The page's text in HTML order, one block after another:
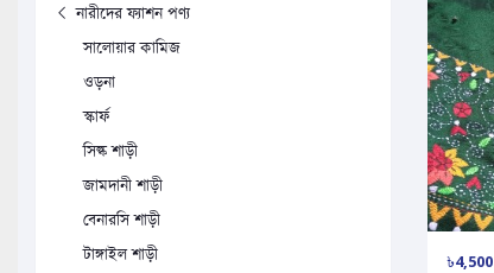
নারীদের ফ্যাশন পণ্য
সালোয়ার কামিজ
ওড়না
স্কার্ফ
সিল্ক শাড়ী
জামদানী শাড়ী
বেনারসি শাড়ী
টাঙ্গাইল শাড়ী
৳4,500